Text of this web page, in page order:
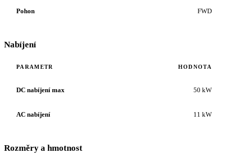
Pohon FWD
Nabíjení
PARAMETR HODNOTA
DC nabíjení max 50 kW
AC nabíjení 11 kW
Rozměry a hmotnost